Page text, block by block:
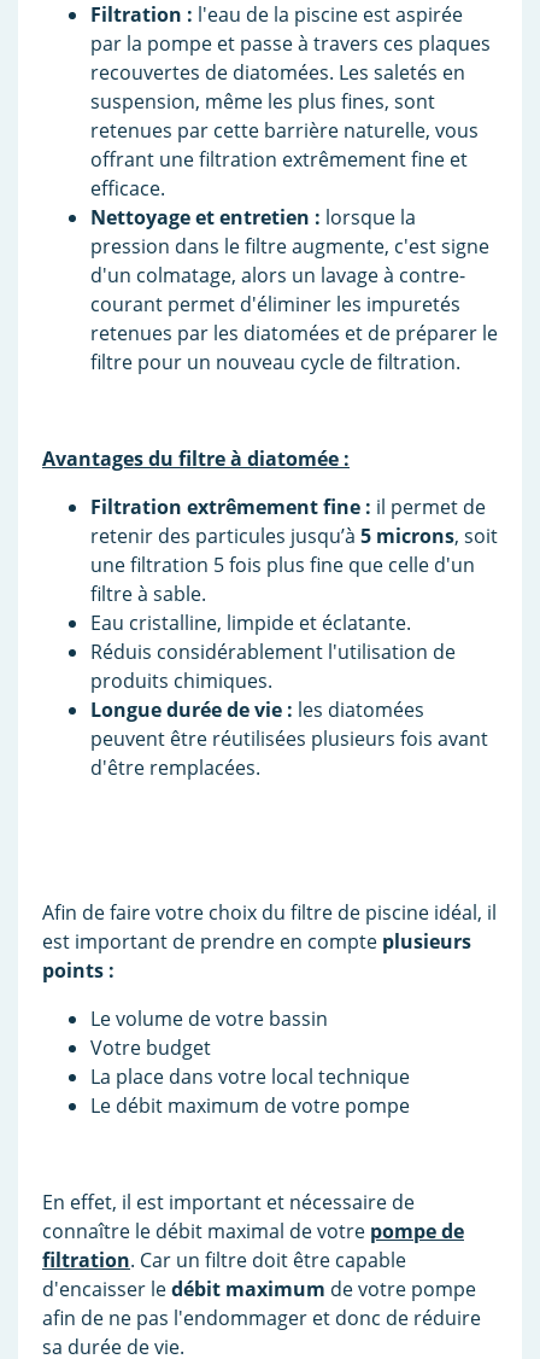
Filtration : l'eau de la piscine est aspirée
par la pompe et passe à travers ces plaques
recouvertes de diatomées. Les saletés en
suspension, même les plus fines, sont
retenues par cette barrière naturelle, vous
offrant une filtration extrêmement fine et
efficace.
Nettoyage et entretien : lorsque la
pression dans le filtre augmente, c'est signe
d'un colmatage, alors un lavage à contre-
courant permet d'éliminer les impuretés
retenues par les diatomées et de préparer le
filtre pour un nouveau cycle de filtration.
Avantages du filtre à diatomée :
Filtration extrêmement fine : il permet de
retenir des particules jusqu’à 5 microns, soit
une filtration 5 fois plus fine que celle d'un
filtre à sable.
Eau cristalline, limpide et éclatante.
Réduis considérablement l'utilisation de
produits chimiques.
Longue durée de vie : les diatomées
peuvent être réutilisées plusieurs fois avant
d'être remplacées.
Afin de faire votre choix du filtre de piscine idéal, il
est important de prendre en compte plusieurs
points :
Le volume de votre bassin
Votre budget
La place dans votre local technique
Le débit maximum de votre pompe
En effet, il est important et nécessaire de
connaître le débit maximal de votre pompe de
filtration. Car un filtre doit être capable
d'encaisser ledébit maximum de votre pompe
afin de ne pas l'endommager et donc de réduire
sa durée de vie.